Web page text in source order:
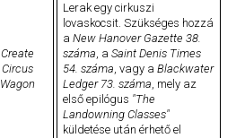
Create
Circus
Wagon
Lerak egy cirkuszi
lovaskocsit. Szükséges hozzá
a New Hanover Gazette 38.
száma, a Saint Denis Times
54. száma, vagy a Blackwater
Ledger 73. száma, mely az
első epilógus "The
Landowning Classes"
küldetése után érhető el